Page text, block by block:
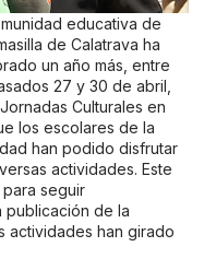
educativa de
de Calatrava ha
un año más, entre
27 y 30 de abril,
Culturales en
los escolares de la
han podido disfrutar
actividades. Este
seguir
publicación de la
actividades han girado